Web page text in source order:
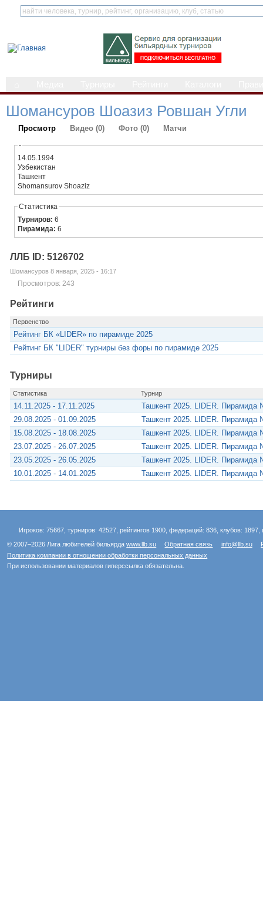
Шомансуров Шоазиз Ровшан Угли
Просмотр Видео (0) Фото (0) Матчи
-
14.05.1994
Узбекистан
Ташкент
Shomansurov Shoaziz
Статистика
Турниров:6
Пирамида:6
ЛЛБ ID: 5126702
Шомансуров 8 января, 2025 - 16:17
Просмотров: 243
Рейтинги
Первенство
Рейтинг БК «LIDER» по пирамиде 2025
Рейтинг БК "LIDER" турниры без форы по пирамиде 2025
Турниры
Статистика Турнир
14.11.2025 - 17.11.2025
Ташкент 2025. LIDER. Пирамида
29.08.2025 - 01.09.2025
Ташкент 2025. LIDER. Пирамида
15.08.2025 - 18.08.2025
Ташкент 2025. LIDER. Пирамида
23.07.2025 - 26.07.2025
Ташкент 2025. LIDER. Пирамида
23.05.2025 - 26.05.2025
Ташкент 2025. LIDER. Пирамида
10.01.2025 - 14.01.2025
Ташкент 2025. LIDER. Пирамида
Игроков: 75667, турниров: 42527, рейтингов 1900, федераций: 836, клубов:
© 2007–2026 Лига любителей бильярдаwww.llb.su Обратная связь info@llb.su
Политика компании в отношении обработки персональных данных
При использовании материалов гиперссылка обязательна.